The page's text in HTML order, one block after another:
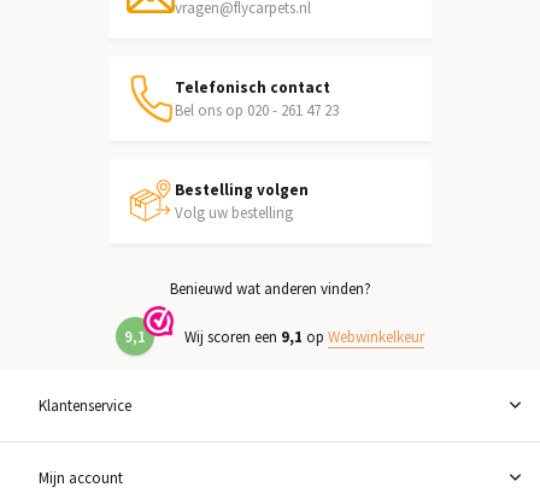
vragen@flycarpets.nl
Telefonisch contact
Bel ons op 020 - 261 47 23
Bestelling volgen
Volg uw bestelling
Benieuwd wat anderen vinden?
9,1 Wij scoren een 9,1 op Webwinkelkeur
Klantenservice
Mijn account